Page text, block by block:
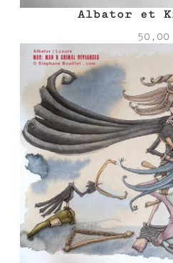
Albator et
50,00